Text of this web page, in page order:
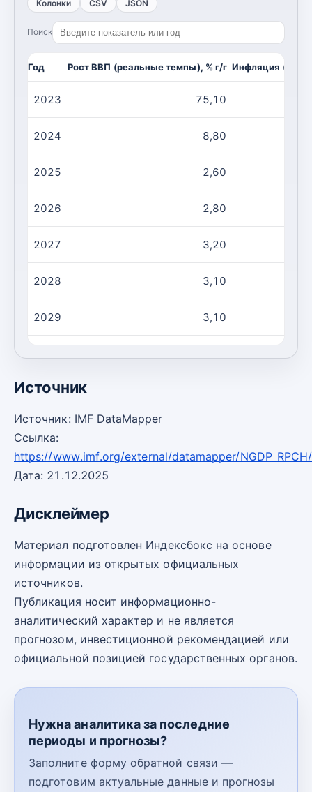
Колонки CSV JSON
Поиск
Год Рост ВВП (реальные темпы), % г/г Инфляция (CPI,
2023 75,10
2024 8,80
2025 2,60
2026 2,80
2027 3,20
2028 3,10
2029 3,10
Источник
Источник: IMF DataMapper
Ссылка:
https://www.imf.org/external/datamapper/
Дата: 21.12.2025
Дисклеймер
Материал подготовлен Индексбокс на основе
информации из открытых официальных
источников.
Публикация носит информационно-
аналитический характер и не является
прогнозом, инвестиционной рекомендацией или
официальной позицией государственных органов.
Нужна аналитика за последние
периоды и прогнозы?
Заполните форму обратной связи —
подготовим актуальные данные и прогнозы